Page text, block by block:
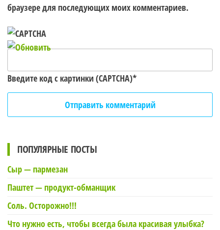
браузере для последующих моих комментариев.
Введите код с картинки (CAPTCHA)*
ПОПУЛЯРНЫЕ ПОСТЫ
Сыр — пармезан
Паштет — продукт-обманщик
Соль. Осторожно!!!
Что нужно есть, чтобы всегда была красивая улыбка?